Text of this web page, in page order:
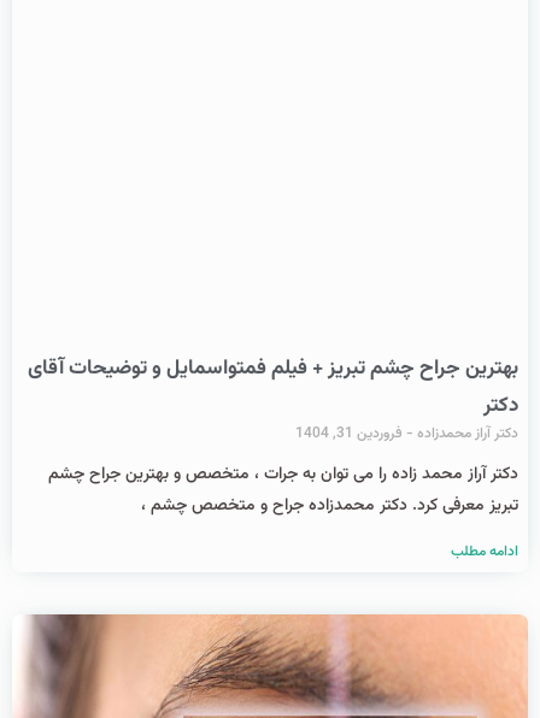
بهترین جراح چشم تبریز + فیلم فمتواسمایل و توضیحات آقای
دکتر
دکتر آراز محمدزاده فروردین 31, 1404
دکتر آراز محمد زاده را می توان به جرات ، متخصص و بهترین جراح چشم
تبریز معرفی کرد. دکتر محمدزاده جراح و متخصص چشم ،
ادامه مطلب